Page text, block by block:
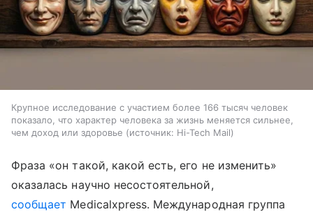
Крупное исследование с участием более 166 тысяч человек
показало, что характер человека за жизнь меняется сильнее,
чем доход или здоровье
источник: Hi-Tech Mail
Фраза «он такой, какой есть, его не изменить»
оказалась научно несостоятельной,
сообщает Medicalxpress. Международная группа